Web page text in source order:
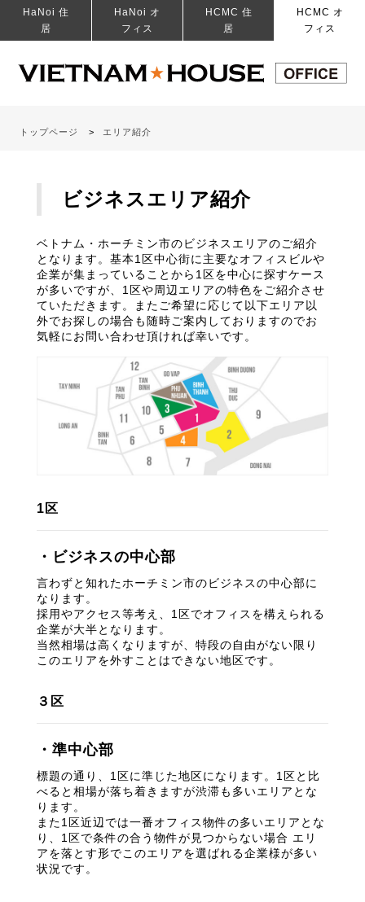
HaNoi 住
居
HaNoi オ
フィス
HCMC 住
居
HCMC オ
フィス
トップページ エリア紹介
ビジネスエリア紹介
ベトナム・ホーチミン市のビジネスエリアのご紹介
となります。基本1区中心街に主要なオフィスビルや
企業が集まっていることから1区を中心に探すケース
が多いですが、1区や周辺エリアの特色をご紹介させ
ていただきます。またご希望に応じて以下エリア以
外でお探しの場合も随時ご案内しておりますのでお
気軽にお問い合わせ頂ければ幸いです。
1区
・ビジネスの中心部
言わずと知れたホーチミン市のビジネスの中心部に
なります。
採用やアクセス等考え、1区でオフィスを構えられる
企業が大半となります。
当然相場は高くなりますが、特段の自由がない限り
このエリアを外すことはできない地区です。
３区
・準中心部
標題の通り、1区に準じた地区になります。1区と比
べると相場が落ち着きますが渋滞も多いエリアとな
ります。
また1区近辺では一番オフィス物件の多いエリアとな
り、1区で条件の合う物件が見つからない場合 エリ
アを落とす形でこのエリアを選ばれる企業様が多い
状況です。